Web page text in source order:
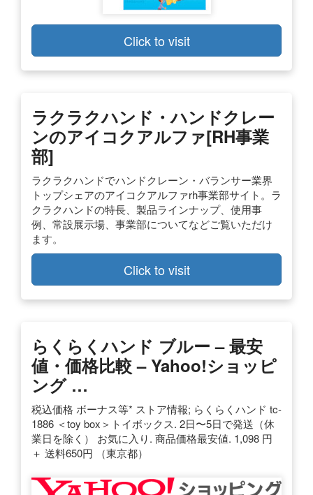
Click to visit
ラクラクハンド・ハンドクレー
ンのアイコクアルファ[RH事業
部]
ラクラクハンドでハンドクレーン・バランサー業界
トップシェアのアイコクアルファrh事業部サイト。ラ
クラクハンドの特長、製品ラインナップ、使用事
例、常設展示場、事業部についてなどご覧いただけ
ます。
Click to visit
らくらくハンド ブルー – 最安
値・価格比較 – Yahoo!ショッピ
ング …
税込価格 ボーナス等* ストア情報; らくらくハンド tc-
1886 ＜toy box＞トイボックス. 2日〜5日で発送（休
業日を除く） お気に入り. 商品価格最安値. 1,098 円
＋ 送料650円 （東京都）